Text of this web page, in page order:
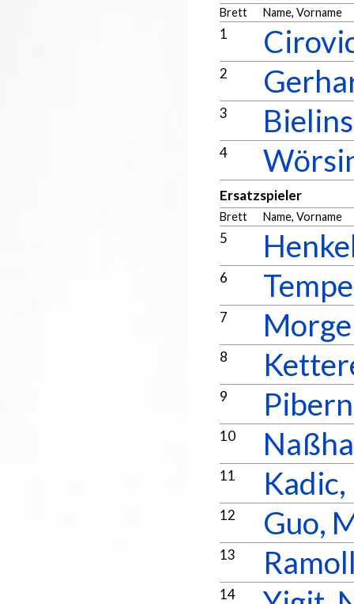
Brett Name, Vorname
1
2
3
4
Ersatzspieler
Brett Name, Vorname
5
6
7
8
9
10
11 Kadic,
12 Guo,
13
14